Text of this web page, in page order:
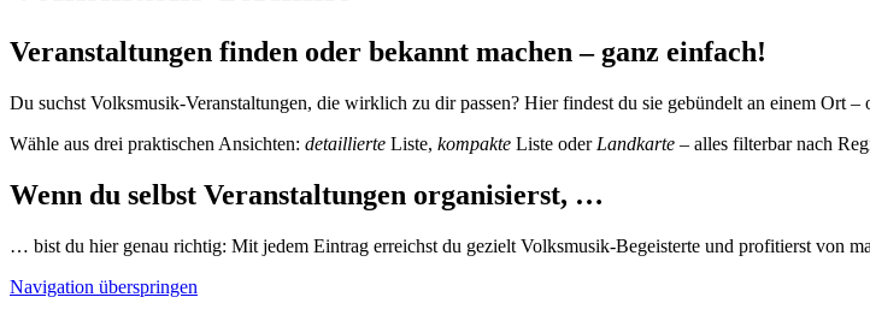
Veranstaltungen finden oder bekannt machen – ganz einfach!
Du suchst Volksmusik-Veranstaltungen, die wirklich zu dir passen? Hier findest du sie gebündelt an einem Ort –
Wähle aus drei praktischen Ansichten: detaillierte Liste, kompakte Liste oder Landkarte – alles filterbar nach
Wenn du selbst Veranstaltungen organisierst, …
… bist du hier genau richtig: Mit jedem Eintrag erreichst du gezielt Volksmusik-Begeisterte und profitierst von
Navigation überspringen